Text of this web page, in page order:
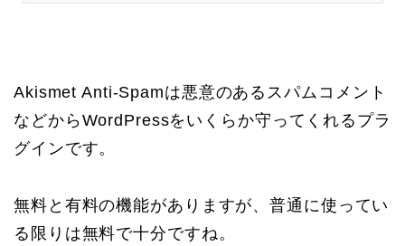
Akismet Anti-Spamは悪意のあるスパムコメント
などからWordPressをいくらか守ってくれるプラ
グインです。
無料と有料の機能がありますが、普通に使ってい
る限りは無料で十分ですね。